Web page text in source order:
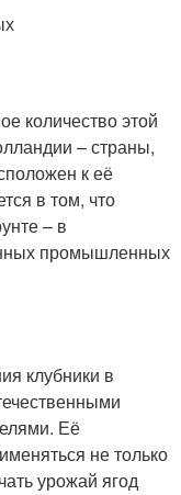
количество этой
– страны,
к её
в том, что
– в
промышленных
клубники в
Её
не только
урожай ягод